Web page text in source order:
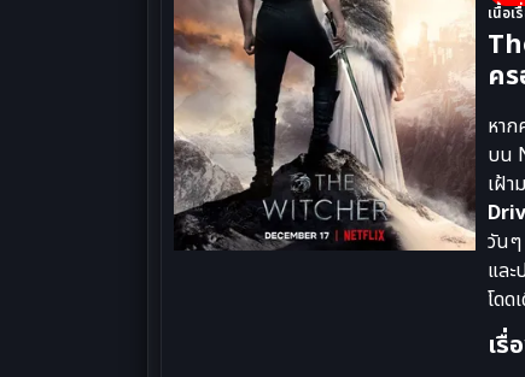
เนื้อเ
ค
หา
บน
เฝ้
วัน
แล
โดด
เรื่